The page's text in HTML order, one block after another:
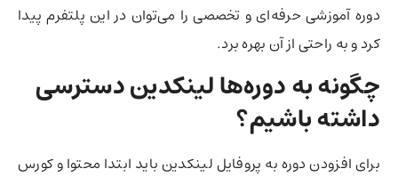
دوره آموزشی حرفه‌ای و تخصصی را می‌توان در این پلتفرم پیدا
کرد و به راحتی از آن بهره برد.
چگونه به دوره‌ها لینکدین دسترسی
داشته باشیم؟
برای افزودن دوره به پروفایل لینکدین باید ابتدا محتوا و کورس